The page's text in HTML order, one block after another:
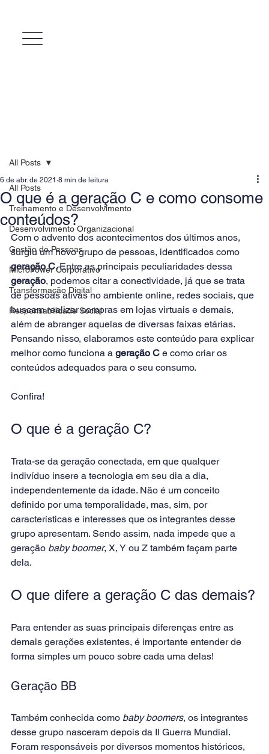
All Posts
Treinamento e Desenvolvimento
Desenvolvimento Organizacional
Gestão de Pessoas
MicroPower Corporativo
Transformação Digital
Responsabilidade Social
All Posts
O que é a geração C e como consome
conteúdos?
6 de abr. de 2021 8 min de leitura
Com o advento dos acontecimentos dos últimos anos,
surgiu um novo grupo de pessoas, identificados como
geração C. Entre as principais peculiaridades dessa
geração, podemos citar a conectividade, já que se trata
de pessoas ativas no ambiente online, redes sociais, que
buscam realizar compras em lojas virtuais e demais,
além de abranger aquelas de diversas faixas etárias.
Pensando nisso, elaboramos este conteúdo para explicar
melhor como funciona a geração C e como criar os
conteúdos adequados para o seu consumo.
Confira!
O que é a geração C?
Trata-se da geração conectada, em que qualquer
indivíduo insere a tecnologia em seu dia a dia,
independentemente da idade. Não é um conceito
definido por uma temporalidade, mas, sim, por
características e interesses que os integrantes desse
grupo apresentam. Sendo assim, nada impede que a
geração baby boomer, X, Y ou Z também façam parte
dela.
O que difere a geração C das demais?
Para entender as suas principais diferenças entre as
demais gerações existentes, é importante entender de
forma simples um pouco sobre cada uma delas!
Geração BB
Também conhecida como baby boomers, os integrantes
desse grupo nasceram depois da II Guerra Mundial.
Foram responsáveis por diversos momentos históricos,